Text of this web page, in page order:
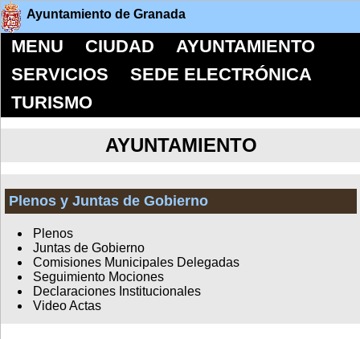
Ayuntamiento de Granada
MENU CIUDAD
AYUNTAMIENTO
SERVICIOS
SEDE ELECTRÓNICA
TURISMO
AYUNTAMIENTO
Plenos y Juntas de Gobierno
Plenos
Juntas de Gobierno
Comisiones Municipales Delegadas
Seguimiento Mociones
Declaraciones Institucionales
Video Actas